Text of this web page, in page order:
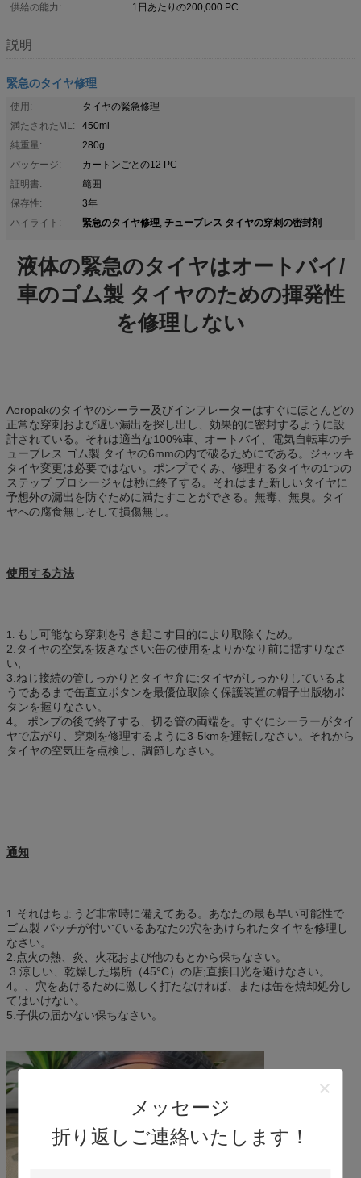
メッセージ
折り返しご連絡いたします！
供給の能力:
1日あたりの200,000 PC
説明
緊急のタイヤ修理
使用:
タイヤの緊急修理
満たされたML:
450ml
純重量:
280g
パッケージ:
カートンごとの12 PC
証明書:
範囲
保存性:
3年
ハイライト:
緊急のタイヤ修理, チューブレス タイヤの穿刺の密封剤
液体の緊急のタイヤはオートバイ/
車のゴム製 タイヤのための揮発性
を修理しない
Aeropakのタイヤのシーラー及びインフレーターはすぐにほとんどの
正常な穿刺および遅い漏出を探し出し、効果的に密封するように設
計されている。それは適当な100%車、オートバイ、電気自転車のチ
ューブレス ゴム製 タイヤの6mmの内で破るためにである。ジャッキ
タイヤ変更は必要ではない。ポンプでくみ、修理するタイヤの1つの
ステップ プロシージャは秒に終了する。それはまた新しいタイヤに
予想外の漏出を防ぐために満たすことができる。無毒、無臭。タイ
ヤへの腐食無しそして損傷無し。
使用する方法
1. もし可能なら穿刺を引き起こす目的により取除くため。
2.タイヤの空気を抜きなさい;缶の使用をよりかなり前に揺すりなさ
い;
3.ねじ接続の管しっかりとタイヤ弁に;タイヤがしっかりしているよ
うであるまで缶直立ボタンを最優位取除く保護装置の帽子出版物ボ
タンを握りなさい。
4。 ポンプの後で終了する、切る管の両端を。すぐにシーラーがタイ
ヤで広がり、穿刺を修理するように3-5kmを運転しなさい。それから
タイヤの空気圧を点検し、調節しなさい。
通知
1. それはちょうど非常時に備えてある。あなたの最も早い可能性で
ゴム製 パッチが付いているあなたの穴をあけられたタイヤを修理し
なさい。
2.点火の熱、炎、火花および他のもとから保ちなさい。
3.涼しい、乾燥した場所（45°C）の店;直接日光を避けなさい。
4。、穴をあけるために激しく打たなければ、または缶を焼却処分し
てはいけない。
5.子供の届かない保ちなさい。